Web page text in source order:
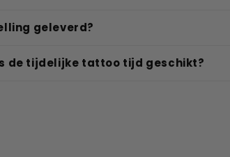
geleverd?
de tijdelijke tattoo tijd geschikt?